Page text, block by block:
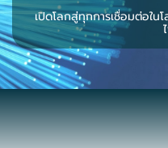
เปิดโลกสู่ทุกการเชื่อมต่อใน